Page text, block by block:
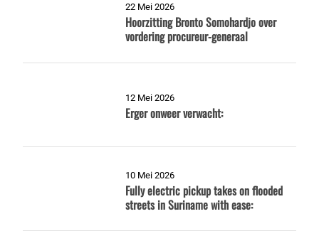
22 Mei 2026
Hoorzitting Bronto Somohardjo over
vordering procureur-generaal
12 Mei 2026
Erger onweer verwacht:
10 Mei 2026
Fully electric pickup takes on flooded
streets in Suriname with ease: